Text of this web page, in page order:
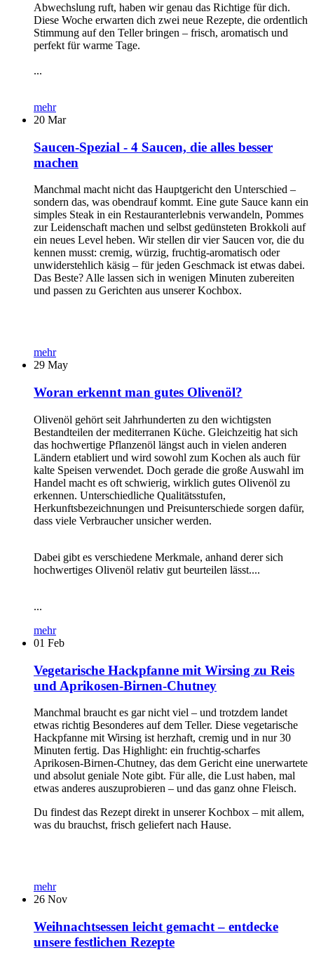
Abwechslung ruft, haben wir genau das Richtige für dich.
Diese Woche erwarten dich zwei neue Rezepte, die ordentlich
Stimmung auf den Teller bringen – frisch, aromatisch und
perfekt für warme Tage.
...
mehr
20 Mar
Saucen-Spezial - 4 Saucen, die alles besser
machen
Manchmal macht nicht das Hauptgericht den Unterschied –
sondern das, was obendrauf kommt. Eine gute Sauce kann ein
simples Steak in ein Restauranterlebnis verwandeln, Pommes
zur Leidenschaft machen und selbst gedünsteten Brokkoli auf
ein neues Level heben. Wir stellen dir vier Saucen vor, die du
kennen musst: cremig, würzig, fruchtig-aromatisch oder
unwiderstehlich käsig – für jeden Geschmack ist etwas dabei.
Das Beste? Alle lassen sich in wenigen Minuten zubereiten
und passen zu Gerichten aus unserer Kochbox.
mehr
29 May
Woran erkennt man gutes Olivenöl?
Olivenöl gehört seit Jahrhunderten zu den wichtigsten
Bestandteilen der mediterranen Küche. Gleichzeitig hat sich
das hochwertige Pflanzenöl längst auch in vielen anderen
Ländern etabliert und wird sowohl zum Kochen als auch für
kalte Speisen verwendet. Doch gerade die große Auswahl im
Handel macht es oft schwierig, wirklich gutes Olivenöl zu
erkennen. Unterschiedliche Qualitätsstufen,
Herkunftsbezeichnungen und Preisunterschiede sorgen dafür,
dass viele Verbraucher unsicher werden.
Dabei gibt es verschiedene Merkmale, anhand derer sich
hochwertiges Olivenöl relativ gut beurteilen lässt....
...
mehr
01 Feb
Vegetarische Hackpfanne mit Wirsing zu Reis
und Aprikosen-Birnen-Chutney
Manchmal braucht es gar nicht viel – und trotzdem landet
etwas richtig Besonderes auf dem Teller. Diese vegetarische
Hackpfanne mit Wirsing ist herzhaft, cremig und in nur 30
Minuten fertig. Das Highlight: ein fruchtig-scharfes
Aprikosen-Birnen-Chutney, das dem Gericht eine unerwartete
und absolut geniale Note gibt. Für alle, die Lust haben, mal
etwas anderes auszuprobieren – und das ganz ohne Fleisch.
Du findest das Rezept direkt in unserer Kochbox – mit allem,
was du brauchst, frisch geliefert nach Hause.
mehr
26 Nov
Weihnachtsessen leicht gemacht – entdecke
unsere festlichen Rezepte